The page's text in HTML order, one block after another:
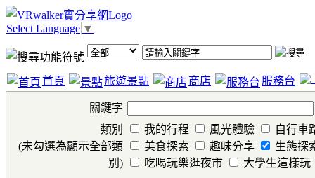
Select Language ▼
首頁 旅遊景點 商店 服務台
關鍵字
類別
(未勾選為顯示全部類
別)
我的行程 風光體驗
自行車
美食探索
趣味分享
生態探
吃喝玩樂逛夜市
大學生這樣玩